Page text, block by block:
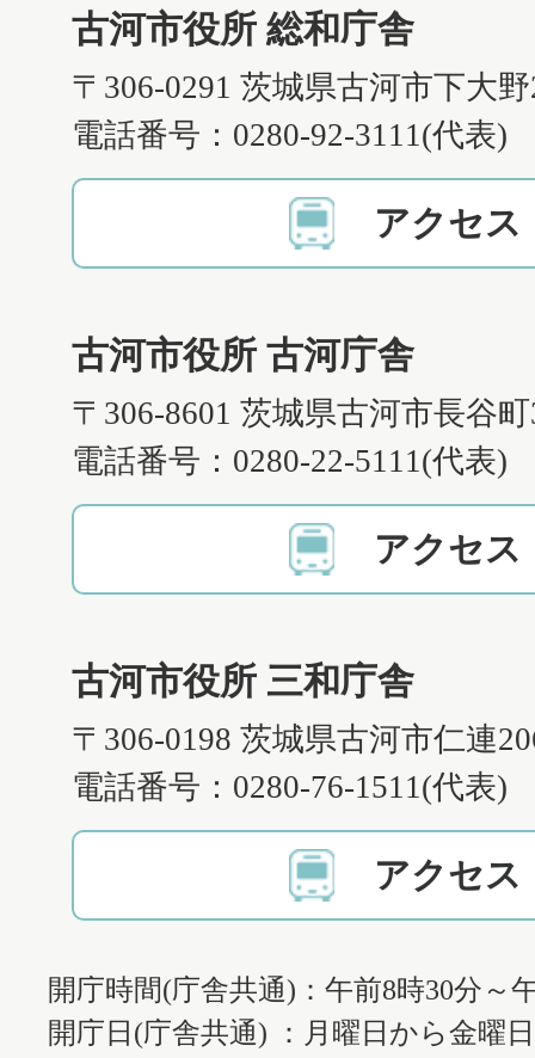
古河市役所 総和庁舎
〒306-0291 茨城県古河市下大
電話番号：0280-92-3111(代表)
アクセス
古河市役所 古河庁舎
〒306-8601 茨城県古河市長谷
電話番号：0280-22-5111(代表)
アクセス
古河市役所 三和庁舎
〒306-0198 茨城県古河市仁連
電話番号：0280-76-1511(代表)
アクセス
開庁時間(庁舎共通)：午前8時30分～
開庁日(庁舎共通) ：月曜日から金曜